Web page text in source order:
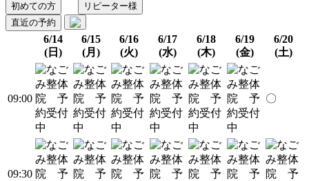
初めての方
リピーター様
直近の予約
6/14
(日)
6/15
(月)
6/16
(火)
6/17
(水)
6/18
(木)
6/19
(金)
6/20
(土)
09:00 〇
09:30